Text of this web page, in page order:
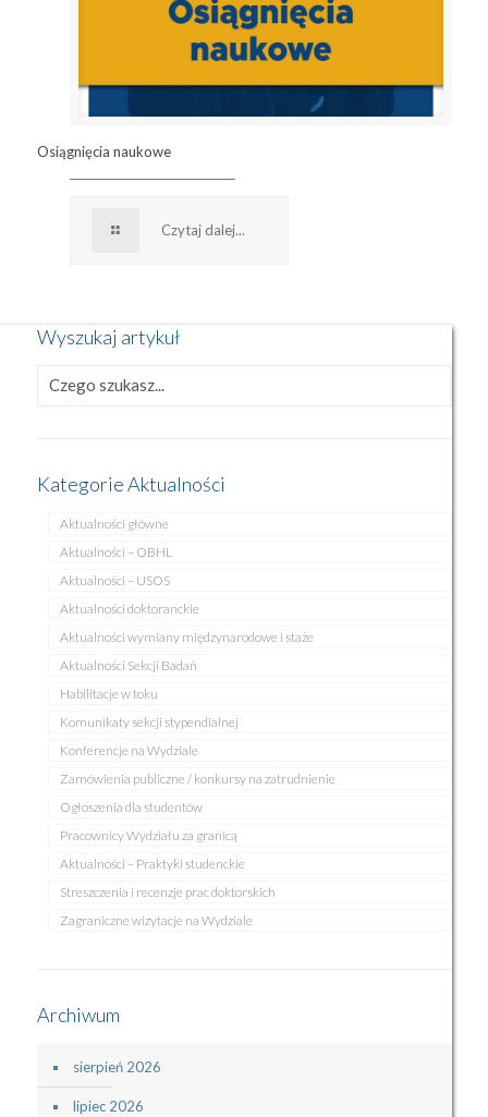
Osiągnięcia naukowe
Czytaj dalej...
Wyszukaj artykuł
Kategorie Aktualności
Aktualności główne
Aktualności – OBHL
Aktualności – USOS
Aktualności doktoranckie
Aktualności wymiany międzynarodowe i staże
Aktualności Sekcji Badań
Habilitacje w toku
Komunikaty sekcji stypendialnej
Konferencje na Wydziale
Zamówienia publiczne / konkursy na zatrudnienie
Ogłoszenia dla studentów
Pracownicy Wydziału za granicą
Aktualności – Praktyki studenckie
Streszczenia i recenzje prac doktorskich
Zagraniczne wizytacje na Wydziale
Archiwum
sierpień 2026
lipiec 2026